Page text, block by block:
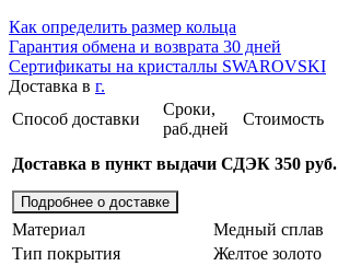
Как определить размер кольца
Гарантия обмена и возврата 30 дней
Сертификаты на кристаллы SWAROVSKI
Доставка в г.
Способ доставки
Сроки,
раб.дней
Стоимость
Доставка в пункт выдачи СДЭК 350 руб.
Подробнее о доставке
Материал
Медный сплав
Тип покрытия
Желтое золото